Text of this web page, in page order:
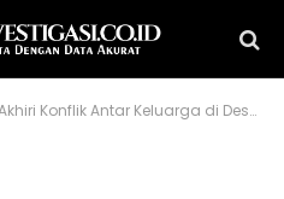
Antar Keluarga di Desa Lumban Suhi-suhi Toruan